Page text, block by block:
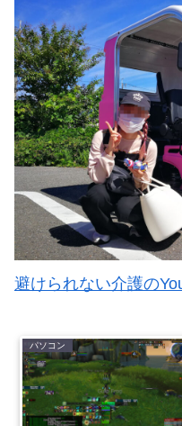
避けられない介護の
パソコン